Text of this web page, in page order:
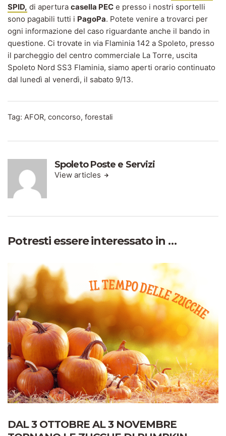
SPID, di apertura casella PEC e presso i nostri sportelli
sono pagabili tutti i PagoPa. Potete venire a trovarci per
ogni informazione del caso riguardante anche il bando in
questione. Ci trovate in via Flaminia 142 a Spoleto, presso
il parcheggio del centro commerciale La Torre, uscita
Spoleto Nord SS3 Flaminia, siamo aperti orario continuato
dal lunedì al venerdì, il sabato 9/13.
Tag: AFOR, concorso, forestali
Spoleto Poste e Servizi
View articles
Potresti essere interessato in …
DAL 3 OTTOBRE AL 3 NOVEMBRE